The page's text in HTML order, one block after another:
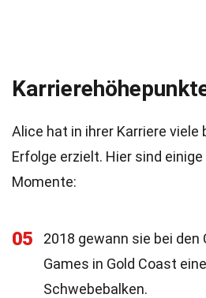
Alice hat in ihrer Karriere
Erfolge erzielt. Hier sind
Momente:
05
2018 gewann sie bei
Games in Gold Coast
Schwebebalken.